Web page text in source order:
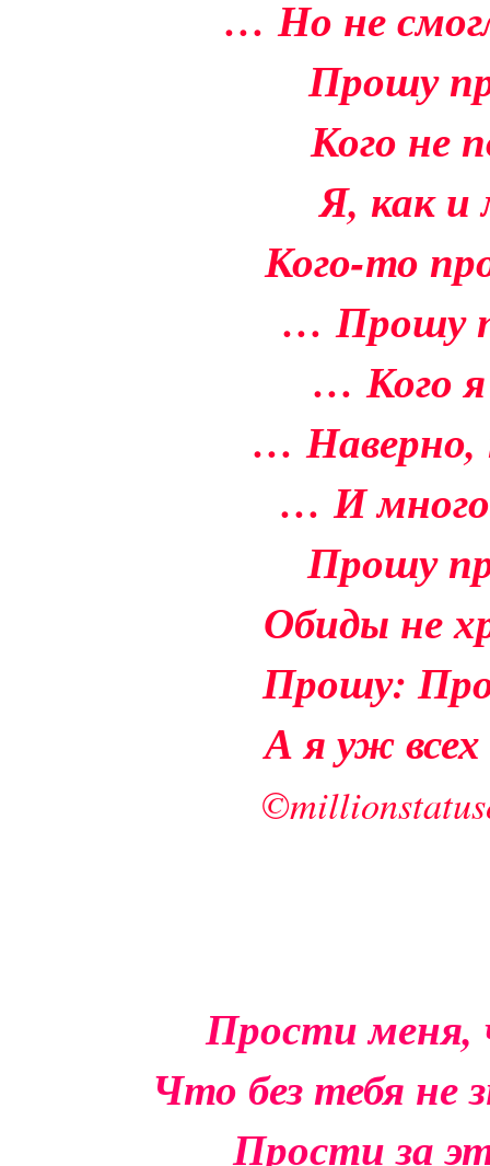
… Но не
Прошу
Кого не
Я, как и
Кого-то
… Прошу
… Кого я
… Наверно,
… И
Прошу
Обиды не
Прошу:
А я уж
Прости
Что без тебя не
Прости за